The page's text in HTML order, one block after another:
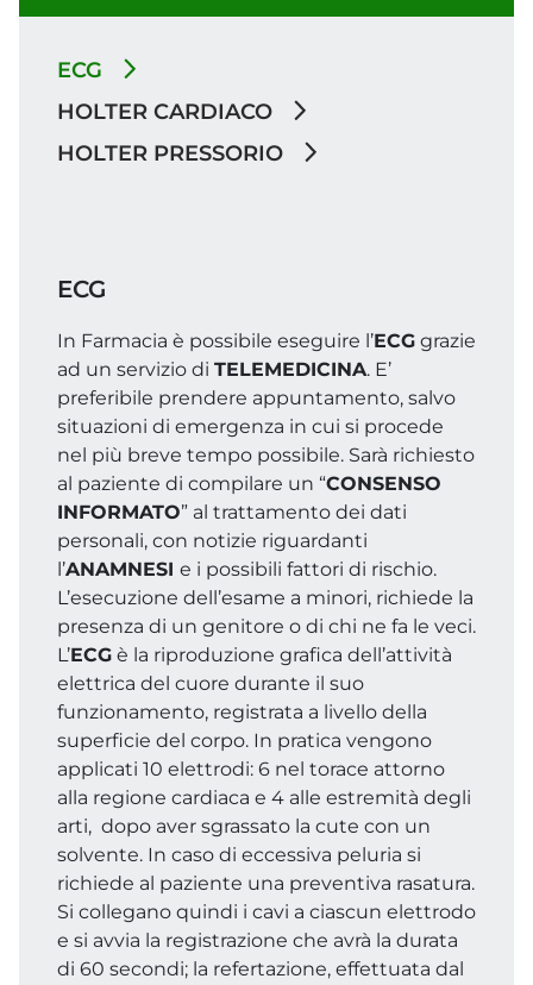
ECG
HOLTER CARDIACO
HOLTER PRESSORIO
ECG
In Farmacia è possibile eseguire l’ECG grazie
ad un servizio di TELEMEDICINA. E’
preferibile prendere appuntamento, salvo
situazioni di emergenza in cui si procede
nel più breve tempo possibile. Sarà richiesto
al paziente di compilare un “CONSENSO
INFORMATO” al trattamento dei dati
personali, con notizie riguardanti
l’ANAMNESI e i possibili fattori di rischio.
L’esecuzione dell’esame a minori, richiede la
presenza di un genitore o di chi ne fa le veci.
L’ECG è la riproduzione grafica dell’attività
elettrica del cuore durante il suo
funzionamento, registrata a livello della
superficie del corpo. In pratica vengono
applicati 10 elettrodi: 6 nel torace attorno
alla regione cardiaca e 4 alle estremità degli
arti, dopo aver sgrassato la cute con un
solvente. In caso di eccessiva peluria si
richiede al paziente una preventiva rasatura.
Si collegano quindi i cavi a ciascun elettrodo
e si avvia la registrazione che avrà la durata
di 60 secondi; la refertazione, effettuata dal